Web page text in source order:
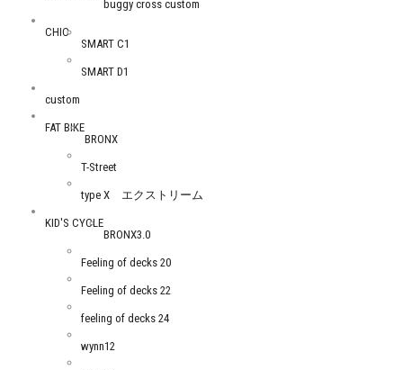
buggy cross custom
CHIC
SMART C1
SMART D1
custom
FAT BIKE
BRONX
T-Street
type X エクストリーム
KID'S CYCLE
BRONX3.0
Feeling of decks 20
Feeling of decks 22
feeling of decks 24
wynn12